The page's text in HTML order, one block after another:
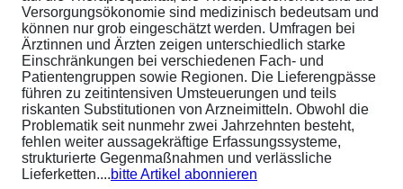
Versorgungsökonomie sind medizinisch bedeutsam und
können nur grob eingeschätzt werden. Umfragen bei
Ärztinnen und Ärzten zeigen unterschiedlich starke
Einschränkungen bei verschiedenen Fach- und
Patientengruppen sowie Regionen. Die Lieferengpässe
führen zu zeitintensiven Umsteuerungen und teils
riskanten Substitutionen von Arzneimitteln. Obwohl die
Problematik seit nunmehr zwei Jahrzehnten besteht,
fehlen weiter aussagekräftige Erfassungssysteme,
strukturierte Gegenmaßnahmen und verlässliche
Lieferketten....bitte Artikel abonnieren